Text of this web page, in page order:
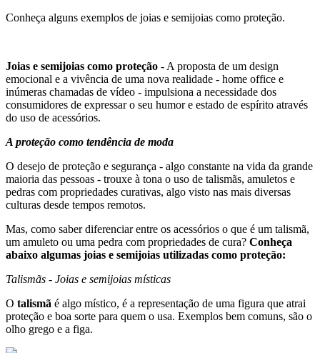
Conheça alguns exemplos de joias e semijoias como proteção.
Joias e semijoias como proteção - A proposta de um design
emocional e a vivência de uma nova realidade - home office e
inúmeras chamadas de vídeo - impulsiona a necessidade dos
consumidores de expressar o seu humor e estado de espírito através
do uso de acessórios.
A proteção como tendência de moda
O desejo de proteção e segurança - algo constante na vida da grande
maioria das pessoas - trouxe à tona o uso de talismãs, amuletos e
pedras com propriedades curativas, algo visto nas mais diversas
culturas desde tempos remotos.
Mas, como saber diferenciar entre os acessórios o que é um talismã,
um amuleto ou uma pedra com propriedades de cura? Conheça
abaixo algumas joias e semijoias utilizadas como proteção:
Talismãs - Joias e semijoias místicas
O talismã é algo místico, é a representação de uma figura que atrai
proteção e boa sorte para quem o usa. Exemplos bem comuns, são o
olho grego e a figa.